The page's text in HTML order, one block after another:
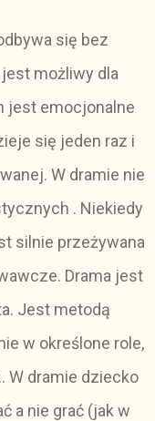
się bez
jest możliwy dla
jest emocjonalne
się jeden raz i
W dramie nie
. Niekiedy
silnie przeżywana
Drama jest
Jest metodą
w określone role,
W dramie dziecko
a nie grać (jak w